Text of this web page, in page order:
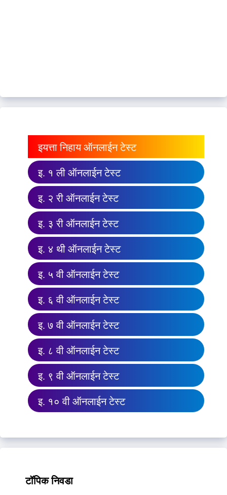
इयत्ता निहाय ऑनलाईन टेस्ट
इ. १ ली ऑनलाईन टेस्ट
इ. २ री ऑनलाईन टेस्ट
इ. ३ री ऑनलाईन टेस्ट
इ. ४ थी ऑनलाईन टेस्ट
इ. ५ वी ऑनलाईन टेस्ट
इ. ६ वी ऑनलाईन टेस्ट
इ. ७ वी ऑनलाईन टेस्ट
इ. ८ वी ऑनलाईन टेस्ट
इ. ९ वी ऑनलाईन टेस्ट
इ. १० वी ऑनलाईन टेस्ट
टॉपिक निवडा